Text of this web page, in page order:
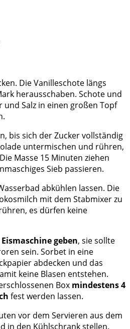
Die Vanilleschote längs
herausschaben. Schote und
und Salz in einen großen Topf
bis sich der Zucker vollständig
untermischen und rühren,
Masse 15 Minuten ziehen
Sieb passieren.
abkühlen lassen. Die
mit dem Stabmixer zu
es dürfen keine
geben, sie sollte
sein. Sorbet in eine
abdecken und das
keine Blasen entstehen.
Box mindestens 4
fest werden lassen.
vor dem Servieren aus dem
in den Kühlschrank stellen,